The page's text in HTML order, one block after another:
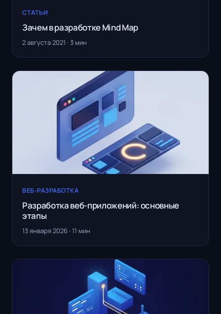
СТАТЬИ
Зачем в разработке Mind Map
2 августа 2021 · 3 мин
ВЕБ-РАЗРАБОТКА
Разработка веб-приложений: основные
этапы
13 января 2026 · 11 мин